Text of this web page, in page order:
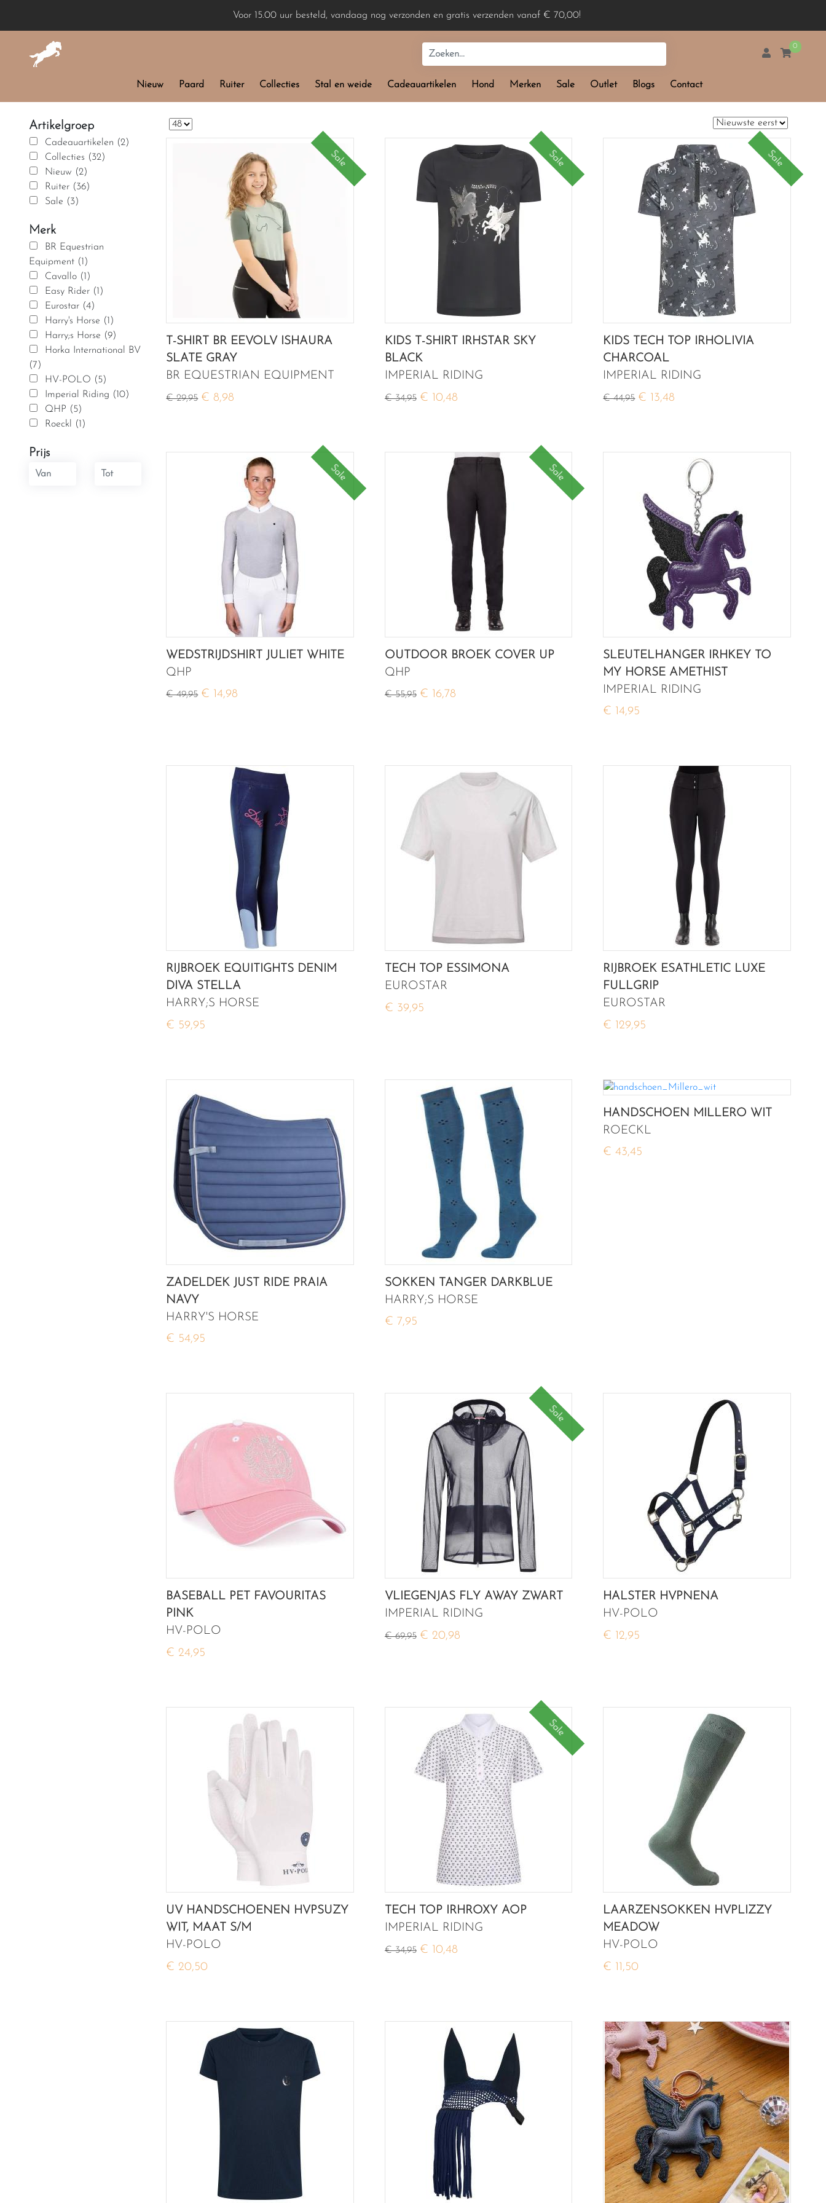
Voor 15.00 uur besteld, vandaag nog verzonden en gratis verzenden vanaf € 70,00!
0
Nieuw Paard Ruiter Collecties Stal en weide Cadeauartikelen Hond Merken Sale Outlet Blogs Contact
Artikelgroep
Cadeauartikelen (2)
Collecties (32)
Nieuw (2)
Ruiter (36)
Sale (3)
Merk
BR Equestrian
Equipment (1)
Cavallo (1)
Easy Rider (1)
Eurostar (4)
Harry's Horse (1)
Harry;s Horse (9)
Horka International BV
(7)
HV-POLO (5)
Imperial Riding (10)
QHP (5)
Roeckl (1)
Prijs
Sale
T-SHIRT BR EEVOLV ISHAURA
SLATE GRAY
BR EQUESTRIAN EQUIPMENT
€ 29,95 € 8,98
Sale
KIDS T-SHIRT IRHSTAR SKY
BLACK
IMPERIAL RIDING
€ 34,95 € 10,48
Sale
KIDS TECH TOP IRHOLIVIA
CHARCOAL
IMPERIAL RIDING
€ 44,95 € 13,48
Sale
WEDSTRIJDSHIRT JULIET WHITE
QHP
€ 49,95 € 14,98
Sale
OUTDOOR BROEK COVER UP
QHP
€ 55,95 € 16,78
SLEUTELHANGER IRHKEY TO
MY HORSE AMETHIST
IMPERIAL RIDING
€ 14,95
RIJBROEK EQUITIGHTS DENIM
DIVA STELLA
HARRY;S HORSE
€ 59,95
TECH TOP ESSIMONA
EUROSTAR
€ 39,95
RIJBROEK ESATHLETIC LUXE
FULLGRIP
EUROSTAR
€ 129,95
ZADELDEK JUST RIDE PRAIA
NAVY
HARRY'S HORSE
€ 54,95
SOKKEN TANGER DARKBLUE
HARRY;S HORSE
€ 7,95
HANDSCHOEN MILLERO WIT
ROECKL
€ 43,45
BASEBALL PET FAVOURITAS
PINK
HV-POLO
€ 24,95
Sale
VLIEGENJAS FLY AWAY ZWART
IMPERIAL RIDING
€ 69,95 € 20,98
HALSTER HVPNENA
HV-POLO
€ 12,95
UV HANDSCHOENEN HVPSUZY
WIT, MAAT S/M
HV-POLO
€ 20,50
Sale
TECH TOP IRHROXY AOP
IMPERIAL RIDING
€ 34,95 € 10,48
LAARZENSOKKEN HVPLIZZY
MEADOW
HV-POLO
€ 11,50